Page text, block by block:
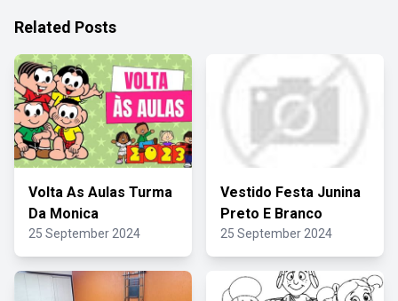
Related Posts
Volta As Aulas Turma
Da Monica
25 September 2024
Vestido Festa Junina
Preto E Branco
25 September 2024